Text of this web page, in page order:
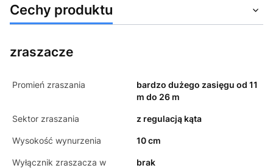
Cechy produktu
zraszacze
Promień zraszania
bardzo dużego zasięgu od 11
m do 26 m
Sektor zraszania z regulacją kąta
Wysokość wynurzenia 10 cm
Wyłącznik zraszacza w
brak